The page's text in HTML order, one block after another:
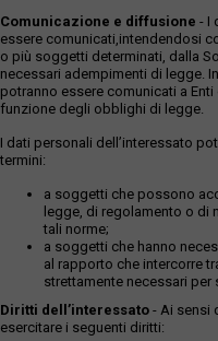
Comunicazione e diffusione - I
essere comunicati,intendendosi
o più soggetti determinati, dalla
necessari adempimenti di legge.
potranno essere comunicati a
funzione degli obblighi di legge.
I dati personali dell’interessato
termini:
a soggetti che possono
legge, di regolamento o di
tali norme;
a soggetti che hanno
al rapporto che intercorre
strettamente necessari
Diritti dell’interessato - Ai sensi
esercitare i seguenti diritti: